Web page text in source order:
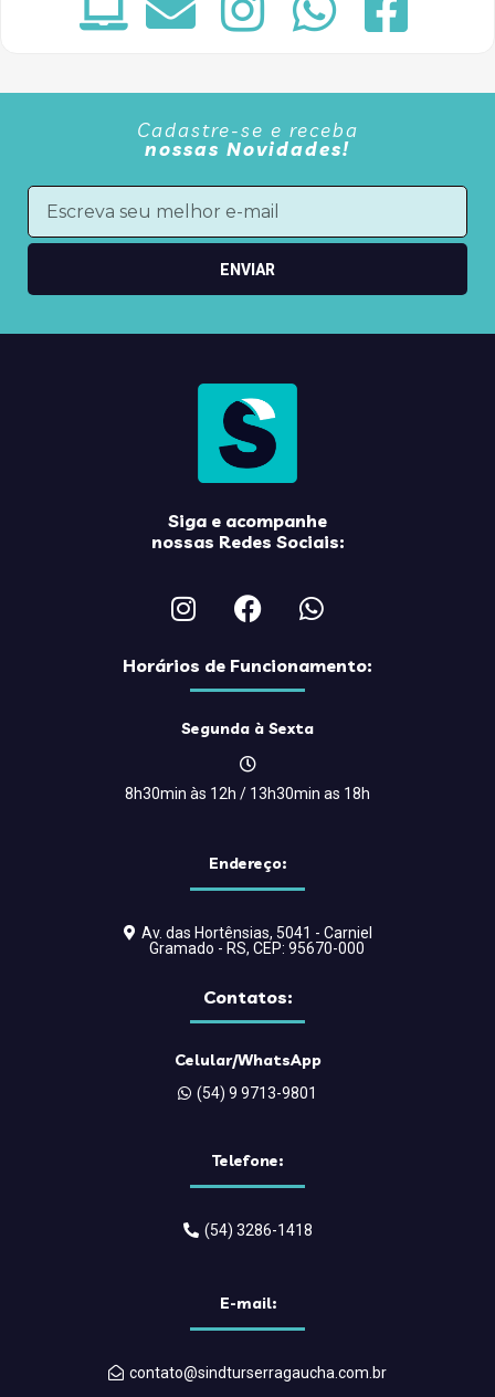
Cadastre-se e receba
nossas Novidades!
ENVIAR
Siga e acompanhe
nossas Redes Sociais:
Horários de Funcionamento:
Segunda à Sexta
8h30min às 12h / 13h30min as 18h
Endereço:
Av. das Hortênsias, 5041 - Carniel
Gramado - RS, CEP: 95670-000
Contatos:
Celular/WhatsApp
(54) 9 9713-9801
Telefone:
(54) 3286-1418
E-mail:
contato@sindturserragaucha.com.br